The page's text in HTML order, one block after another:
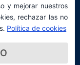
y mejorar nuestros
rechazar las no
Política de cookies